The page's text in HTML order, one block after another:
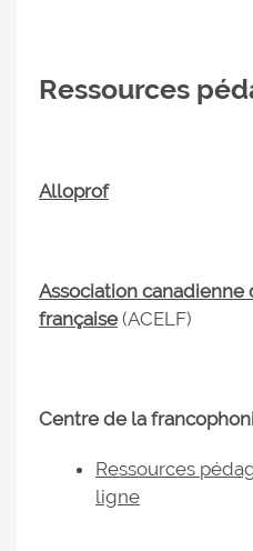
Ressources
Alloprof
Association canadienne
française(ACELF)
Centre de la
Ressources
ligne